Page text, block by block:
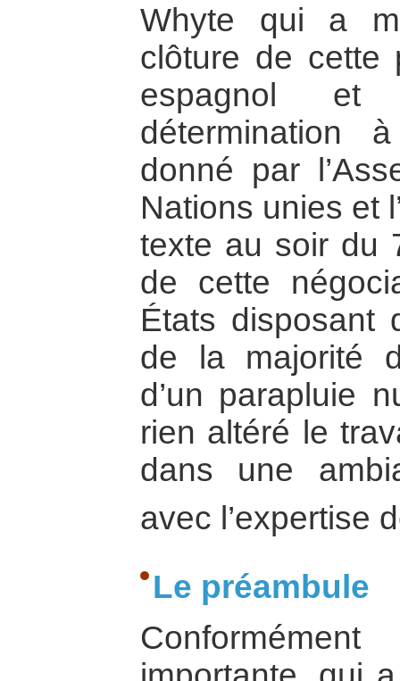
Whyte qui a
clôture de cette
espagnol
détermination
donné par
Nations unies et
texte au soir du
de cette
États disposant
de la majorité
d’un parapluie
rien altéré le
dans une
avec l’expertise
Le préambule